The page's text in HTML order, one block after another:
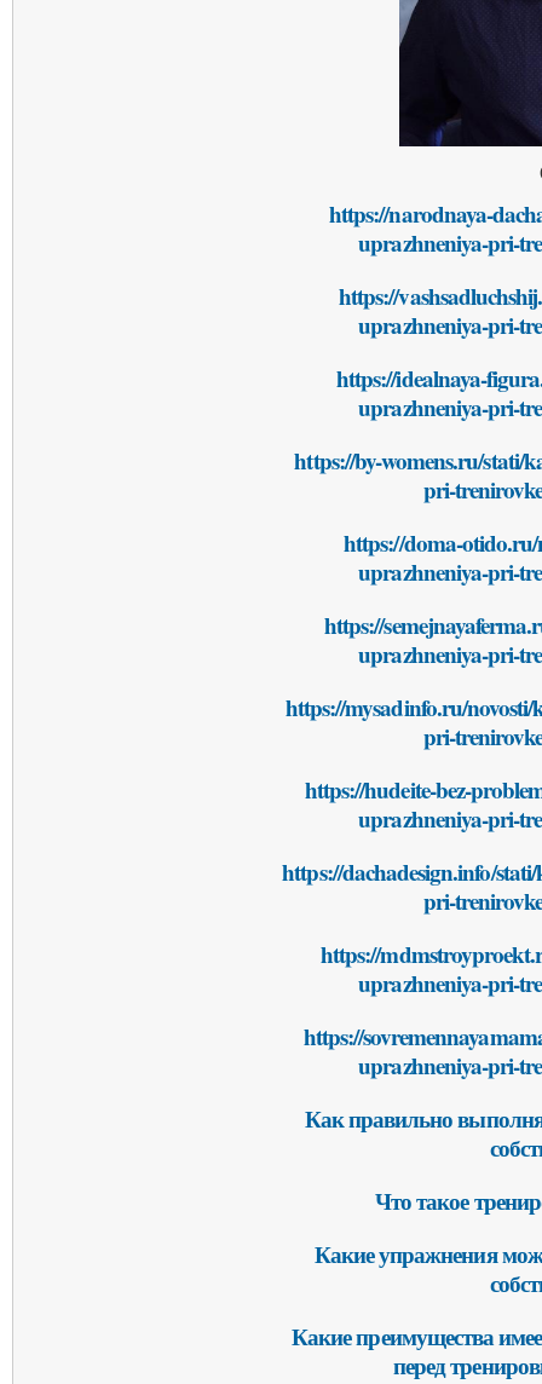
https://narodnaya-
uprazhneniya-pri-
https://
uprazhneniya-pri-
https://idealnaya-
uprazhneniya-pri-
https://by-womens.ru/stati/
pri-
https://doma-
uprazhneniya-pri-
https://
uprazhneniya-pri-
https://mysadinfo.ru/
pri-
https://hudeite-bez-
uprazhneniya-pri-
https://dachadesign.info/
pri-
https://
uprazhneniya-pri-
https://
uprazhneniya-pri-
Как правильно
Что такое
Какие упражнения
Какие преимущества
перед